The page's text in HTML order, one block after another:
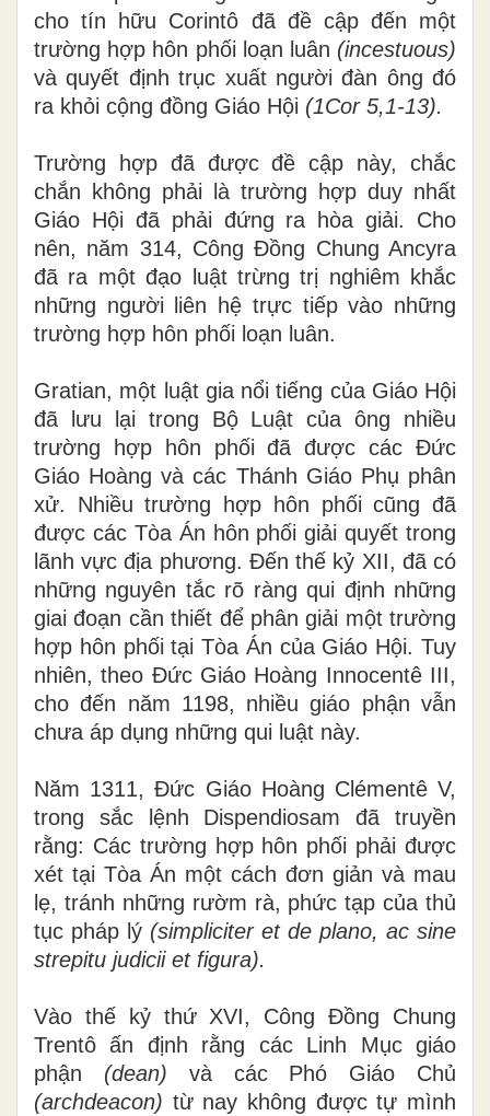
cho tín hữu Corintô đã đề cập đến một
trường hợp hôn phối loạn luân (incestuous)
và quyết định trục xuất người đàn ông đó
ra khỏi cộng đồng Giáo Hội (1Cor 5,1-13).
Trường hợp đã được đề cập này, chắc
chắn không phải là trường hợp duy nhất
Giáo Hội đã phải đứng ra hòa giải. Cho
nên, năm 314, Công Đồng Chung Ancyra
đã ra một đạo luật trừng trị nghiêm khắc
những người liên hệ trựctiếp vào những
trường hợp hôn phối loạn luân.
Gratian, một luật gia nổi tiếng của Giáo Hội
đã lưu lại trong Bộ Luậtcủa ông nhiều
trường hợp hôn phối đã được các Đức
Giáo Hoàng và các Thánh Giáo Phụ phân
xử. Nhiều trường hợp hôn phối cũng đã
được các Tòa Án hôn phối giải quyết trong
lãnh vực địa phương. Đến thế kỷ XII, đã có
những nguyên tắcrõ ràng qui định những
giai đoạn cần thiết để phân giải một trường
hợp hôn phối tại Tòa Án của Giáo Hội. Tuy
nhiên, theo Đức Giáo Hoàng Innocentê III,
cho đến năm 1198, nhiều giáo phận vẫn
chưa áp dụng những qui luật này.
Năm 1311, Đức Giáo Hoàng Clémentê V,
trong sắc lệnh Dispendiosam đã truyền
rằng: Các trường hợp hôn phối phải được
xét tại Tòa Án một cách đơn giản và mau
lẹ, tránh những rườm rà, phức tạp của thủ
tục pháp lý (simpliciteret de plano, ac sine
strepitu judicii et figura).
Vào thế kỷ thứ XVI, Công Đồng Chung
Trentô ấn định rằng các Linh Mục giáo
phận (dean) và các Phó Giáo Chủ
(archdeacon) từ nay không được tự mình